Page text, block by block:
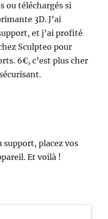
ou téléchargés si
3D. J’ai
et j’ai profité
Sculpteo pour
6€, c’est plus cher
support, placez vos
Et voilà !